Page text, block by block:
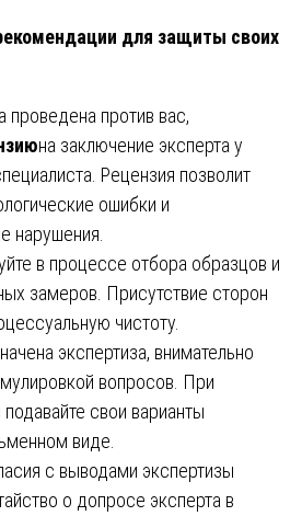
для защиты своих
проведена против вас,
на заключение эксперта у
Рецензия позволит
ошибки и
нарушения.
в процессе отбора образцов и
замеров. Присутствие сторон
чистоту.
экспертиза, внимательно
вопросов. При
свои варианты
виде.
с выводами экспертизы
о допросе эксперта в